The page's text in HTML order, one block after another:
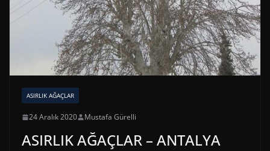
ASIRLIK AĞAÇLAR
24 Aralık 2020 Mustafa Gürelli
ASIRLIK AĞAÇLAR – ANTALYA